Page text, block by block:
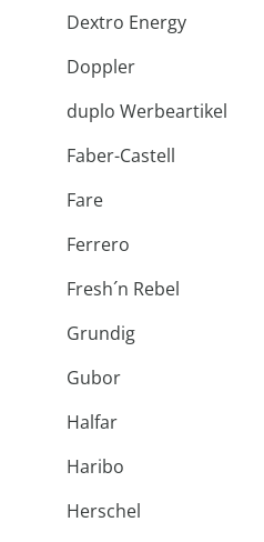
Dextro Energy
Doppler
duplo Werbeartikel
Faber-Castell
Fare
Ferrero
Fresh´n Rebel
Grundig
Gubor
Halfar
Haribo
Herschel